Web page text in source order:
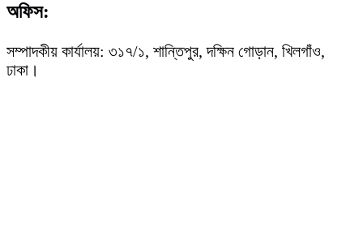
অফিস:
সম্পাদকীয় কার্যালয়: ৩১৭/১, শান্তিপুর, দক্ষিন গোড়ান, খিলগাঁও,
ঢাকা।